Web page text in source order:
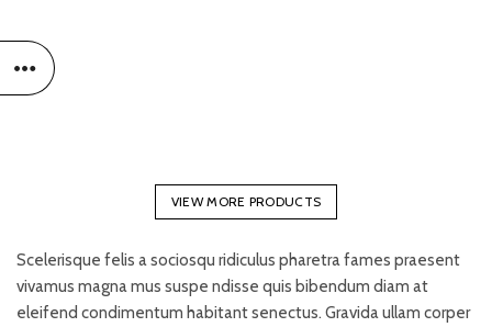
VIEW MORE PRODUCTS
Scelerisque felis a sociosqu ridiculus pharetra fames praesent
vivamus magna mus suspe ndisse quis bibendum diam at
eleifend condimentum habitant senectus. Gravida ullam corper